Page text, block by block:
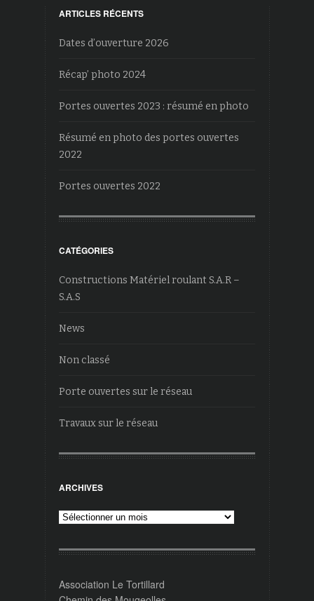
ARTICLES RÉCENTS
Dates d’ouverture 2026
Récap’ photo 2024
Portes ouvertes 2023 : résumé en photo
Résumé en photo des portes ouvertes
2022
Portes ouvertes 2022
CATÉGORIES
Constructions Matériel roulant S.A.R –
S.A.S
News
Non classé
Porte ouvertes sur le réseau
Travaux sur le réseau
ARCHIVES
Archives
Association Le Tortillard